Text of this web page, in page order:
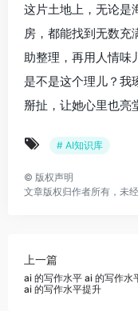
这片土地上，无论是
房，都能找到无数充
助整理，再用人情味
是不是这个理儿？我
掰扯，让她心里也亮
# AI知识库
© 版权声明
文章版权归作者所有，未
上一篇
ai 的写作水平 ai 的写作水
ai 的写作水平提升